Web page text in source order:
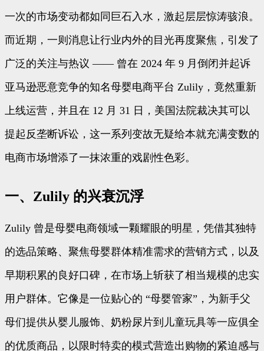
一次的市场变动都如同巨石入水，激起层层惊涛骇浪。
而近期，一则消息让行业内外的目光再度聚焦，引发了
广泛的关注与热议 —— 曾在 2024 年 9 月倒闭并起诉
亚马逊恶意竞争的知名母婴电商平台 Zulily，竟然重新
上线运营，并且在 12 月 31 日，美国法院裁决其可以
提起反垄断诉讼，这一系列变故无疑给本就充满变数的
电商市场增添了一抹浓重的戏剧性色彩。
一、Zulily 的兴衰沉浮
Zulily 曾是母婴电商领域一颗耀眼的明星，凭借其独特
的选品策略、聚焦母婴群体精准需求的营销方式，以及
早期积累的良好口碑，在市场上斩获了相当规模的忠实
用户群体。它像是一位贴心的 “母婴管家”，为新手父
母们提供从婴儿服饰、奶粉尿片到儿童玩具等一应俱全
的优质商品，以限时特卖的模式营造出购物的紧迫感与